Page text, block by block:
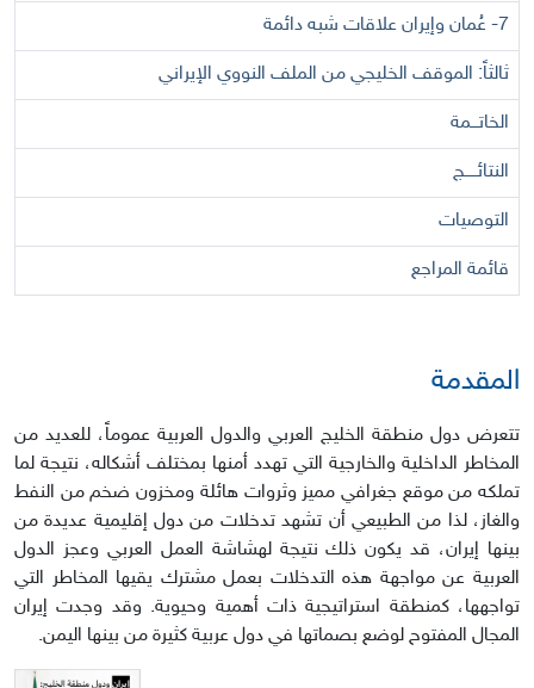
7- عُمان وإيران علاقات شبه دائمة
ثالثاً: الموقف الخليجي من الملف النووي الإيراني
الخاتـــمة
النتائـــــج
التوصيات
قائمة المراجع
المقدمة
تتعرض دول منطقة الخليج العربي والدول العربية عموماً، للعديد من
المخاطر الداخلية والخارجية التي تهدد أمنها بمختلف أشكاله، نتيجة لما
تملكه من موقع جغرافي مميز وثروات هائلة ومخزون ضخم من النفط
والغاز، لذا من الطبيعي أن تشهد تدخلات من دول إقليمية عديدة من
بينها إيران، قد يكون ذلك نتيجة لهشاشة العمل العربي وعجز الدول
العربية عن مواجهة هذه التدخلات بعمل مشترك يقيها المخاطر التي
تواجهها، كمنطقة استراتيجية ذات أهمية وحيوية. وقد وجدت إيران
المجال المفتوح لوضع بصماتها في دول عربية كثيرة من بينها اليمن.